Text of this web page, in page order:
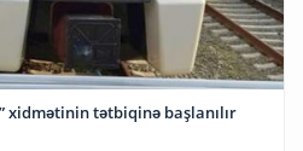
xidmətinin tətbiqinə başlanılır